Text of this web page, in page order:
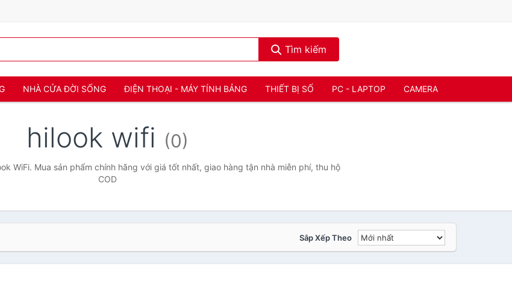
Tìm kiếm
NHÀ CỬA ĐỜI SỐNG ĐIỆN THOẠI - MÁY TÍNH BẢNG THIẾT BỊ SỐ PC - LAPTOP CAMERA
hilook wifi (0)
WiFi. Mua sản phẩm chính hãng với giá tốt nhất, giao hàng tận nhà miễn phí, thu hộ
COD
Sắp Xếp Theo